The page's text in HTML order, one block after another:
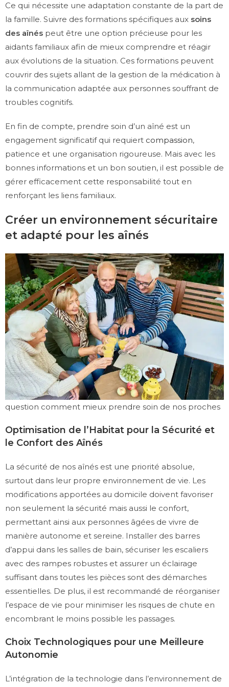
Ce qui nécessite une adaptation constante de la part de
la famille. Suivre des formations spécifiques aux soins
des aînés peut être une option précieuse pour les
aidants familiaux afin de mieux comprendre et réagir
aux évolutions de la situation. Ces formations peuvent
couvrir des sujets allant de la gestion de la médication à
la communication adaptée aux personnes souffrant de
troubles cognitifs.
En fin de compte, prendre soin d’un aîné est un
engagement significatif qui requiert compassion,
patience et une organisation rigoureuse. Mais avec les
bonnes informations et un bon soutien, il est possible de
gérer efficacement cette responsabilité tout en
renforçant les liens familiaux.
Créer un environnement sécuritaire
et adapté pour les aînés
question comment mieux prendre soin de nos proches
Optimisation de l’Habitat pour la Sécurité et
le Confort des Aînés
La sécurité de nos aînés est une priorité absolue,
surtout dans leur propre environnement de vie. Les
modifications apportées au domicile doivent favoriser
non seulement la sécurité mais aussi le confort,
permettant ainsi aux personnes âgées de vivre de
manière autonome et sereine. Installer des barres
d’appui dans les salles de bain, sécuriser les escaliers
avec des rampes robustes et assurer un éclairage
suffisant dans toutes les pièces sont des démarches
essentielles. De plus, il est recommandé de réorganiser
l’espace de vie pour minimiser les risques de chute en
encombrant le moins possible les passages.
Choix Technologiques pour une Meilleure
Autonomie
L’intégration de la technologie dans l’environnement de